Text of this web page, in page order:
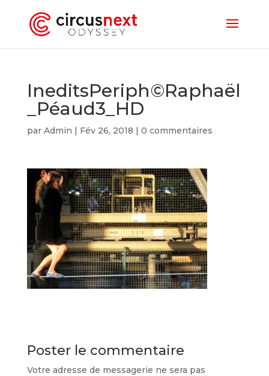
IneditsPeriph©Raphaël
_Péaud3_HD
par Admin | Fév 26, 2018 | 0 commentaires
Poster le commentaire
Votre adresse de messagerie ne sera pas